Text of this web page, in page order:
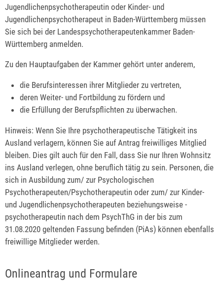
Jugendlichenpsychotherapeutin oder Kinder- und
Jugendlichenpsychotherapeut in Baden-Württemberg müssen
Sie sich bei der Landespsychotherapeutenkammer Baden-
Württemberg anmelden.
Zu den Hauptaufgaben der Kammer gehört unter anderem,
die Berufsinteressen ihrer Mitglieder zu vertreten,
deren Weiter- und Fortbildung zu fördern und
die Erfüllung der Berufspflichten zu überwachen.
Hinweis: Wenn Sie Ihre psychotherapeutische Tätigkeit ins
Ausland verlagern, können Sie auf Antrag freiwilliges Mitglied
bleiben. Dies gilt auch für den Fall, dass Sie nur Ihren Wohnsitz
ins Ausland verlegen, ohne beruflich tätig zu sein. Personen, die
sich in Ausbildung zum/ zur Psychologischen
Psychotherapeuten/Psychotherapeutin oder zum/ zur Kinder-
und Jugendlichenpsychotherapeuten beziehungsweise -
psychotherapeutin nach dem PsychThG in der bis zum
31.08.2020 geltenden Fassung befinden (PiAs) können ebenfalls
freiwillige Mitglieder werden.
Onlineantrag und Formulare